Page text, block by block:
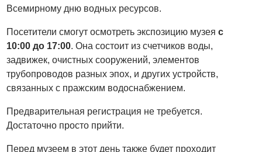
Всемирному дню водных ресурсов.
Посетители смогут осмотреть экспозицию музеяс
10:00 до 17:00. Она состоит из счетчиков воды,
задвижек, очистных сооружений, элементов
трубопроводов разных эпох, и других устройств,
связанных с пражским водоснабжением.
Предварительная регистрация не требуется.
Достаточно просто прийти.
Перед музеем в этот день также будет проходит